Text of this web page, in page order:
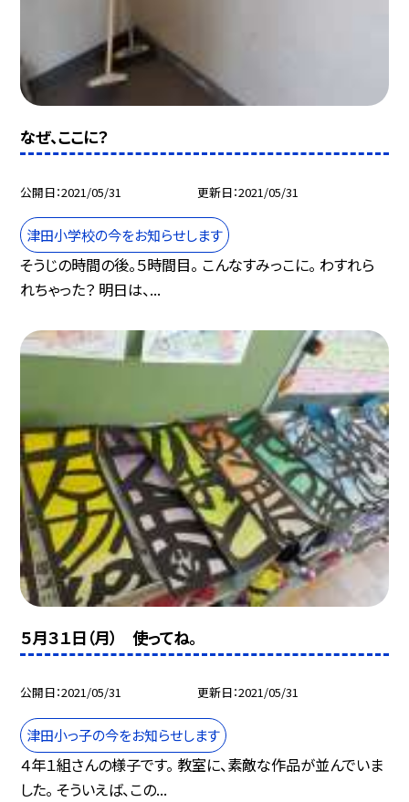
なぜ、ここに？
公開日 2021/05/31 更新日 2021/05/31
津田小学校の今をお知らせします
そうじの時間の後。５時間目。 こんなすみっこに。 わすれら
れちゃった？ 明日は、...
５月３１日（月） 使ってね。
公開日 2021/05/31 更新日 2021/05/31
津田小っ子の今をお知らせします
４年１組さんの様子です。 教室に、素敵な作品が並んでいま
した。 そういえば、この...